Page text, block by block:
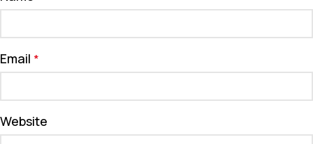
Email *
Website